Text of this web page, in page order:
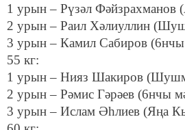
1 урын – Рүзәл Фәйзрахманов
2 урын – Раил Хәлиуллин
3 урын – Камил Сабиров (6нчы
55 кг:
1 урын – Нияз Шакиров
2 урын – Рәмис Гәрәев (6нчы
3 урын – Ислам Әһлиев (Яңа